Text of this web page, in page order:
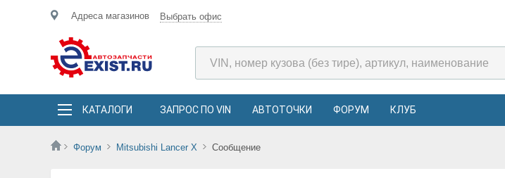
Адреса магазинов Выбрать офис
КАТАЛОГИ ЗАПРОС ПО VIN АВТОТОЧКИ ФОРУМ КЛУБ
Форум Mitsubishi Lancer X Сообщение